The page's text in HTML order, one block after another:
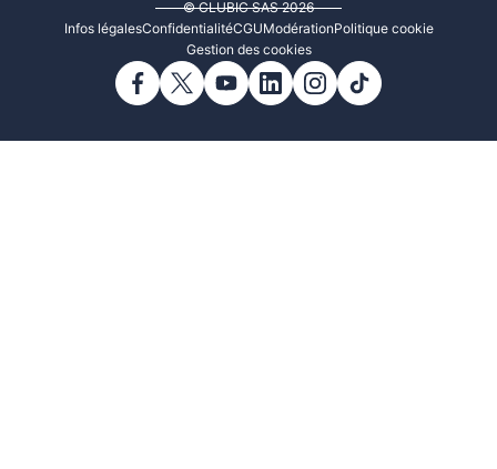
© CLUBIC SAS 2026
Infos légalesConfidentialitéCGUModérationPolitique cookie
Gestion des cookies